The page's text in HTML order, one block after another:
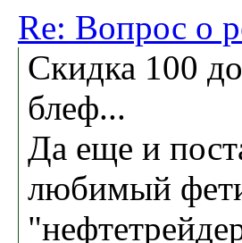
Re: Вопрос о
Скидка 100
блеф...
Да еще и
любимый